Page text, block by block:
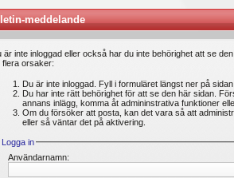
och du kommer att få möjlighet att skapa trådar, skriva
meddelande
är inte inloggad eller också har du inte behörighet att se
flera orsaker:
Du är inte inloggad. Fyll i formuläret längst ner på
Du har inte rätt behörighet för att se den här sidan.
annans inlägg, komma åt admininstrativa funktioner
Om du försöker att posta, kan det vara så att
eller så väntar det på aktivering.
Logga in
Användarnamn: